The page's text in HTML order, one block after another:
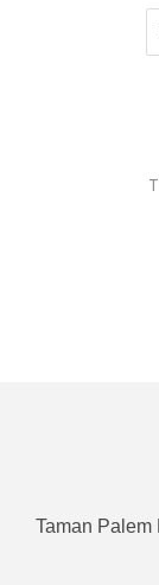
Taman Palem